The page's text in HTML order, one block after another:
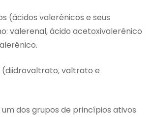
(ácidos valerênicos e seus
valerenal, ácido acetoxivalerênico
valtrato e
dos grupos de princípios ativos